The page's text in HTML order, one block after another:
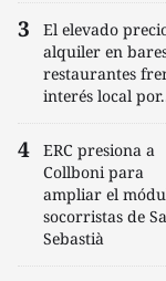
El elevado
alquiler en
restaurantes
interés local
ERC presiona a
Collboni para
ampliar el
socorristas de
Sebastià